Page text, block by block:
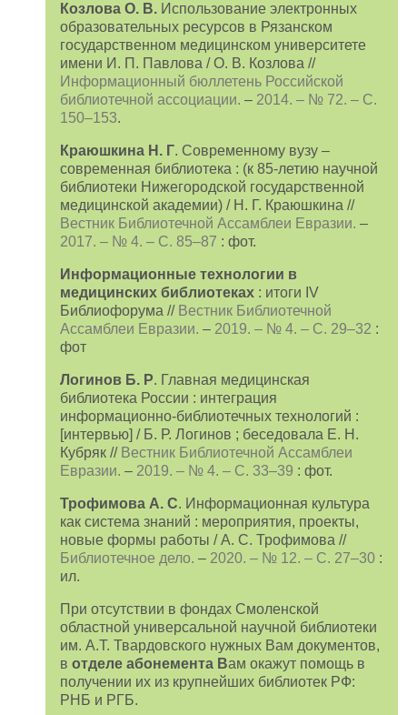
Козлова О. В. Использование электронных
образовательных ресурсов в Рязанском
государственном медицинском университете
имени И. П. Павлова / О. В. Козлова //
Информационный бюллетень Российской
библиотечной ассоциации. – 2014. – № 72. – С.
150–153.
Краюшкина Н. Г. Современному вузу –
современная библиотека : (к 85-летию научной
библиотеки Нижегородской государственной
медицинской академии) / Н. Г. Краюшкина //
Вестник Библиотечной Ассамблеи Евразии. –
2017. – № 4. – С. 85–87 : фот.
Информационные технологии в
медицинских библиотеках : итоги IV
Библиофорума // Вестник Библиотечной
Ассамблеи Евразии. – 2019. – № 4. – С. 29–32 :
фот
Логинов Б. Р. Главная медицинская
библиотека России : интеграция
информационно-библиотечных технологий :
[интервью] / Б. Р. Логинов ; беседовала Е. Н.
Кубряк // Вестник Библиотечной Ассамблеи
Евразии. – 2019. – № 4. – С. 33–39 : фот.
Трофимова А. С. Информационная культура
как система знаний : мероприятия, проекты,
новые формы работы / А. С. Трофимова //
Библиотечное дело. – 2020. – № 12. – С. 27–30 :
ил.
При отсутствии в фондах Смоленской
областной универсальной научной библиотеки
им. А.Т. Твардовского нужных Вам документов,
в отделе абонемента Вам окажут помощь в
получении их из крупнейших библиотек РФ:
РНБ и РГБ.